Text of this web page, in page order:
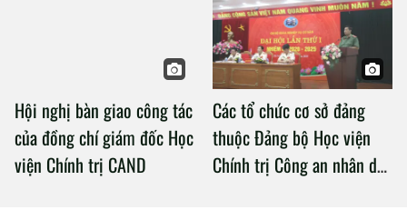
Hội nghị bàn giao công tác
của đồng chí giám đốc Học
viện Chính trị CAND
Các tổ chức cơ sở đảng
thuộc Đảng bộ Học viện
Chính trị Công an nhân dân